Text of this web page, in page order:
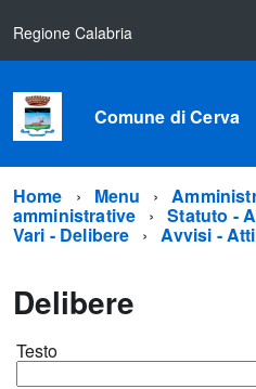
Regione Calabria
Comune di Cerva
Home Menu
amministrative Statuto -
Vari - Delibere Avvisi -
Delibere
Testo